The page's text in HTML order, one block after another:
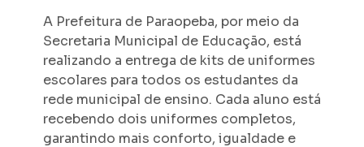
A Prefeitura de Paraopeba, por meio da
Secretaria Municipal de Educação, está
realizando a entrega de kits de uniformes
escolares para todos os estudantes da
rede municipal de ensino. Cada aluno está
recebendo dois uniformes completos,
garantindo mais conforto, igualdade e